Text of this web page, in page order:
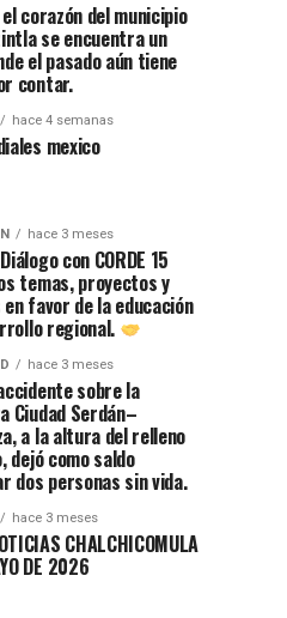
el corazón del municipio
se encuentra un
el pasado aún tiene
contar.
hace 4 semanas
mexico
hace 3 meses
con CORDE 15
temas, proyectos y
favor de la educación
regional.
hace 3 meses
sobre la
Ciudad Serdán–
a la altura del relleno
dejó como saldo
dos personas sin vida.
hace 3 meses
CHALCHICOMULA
DE 2026